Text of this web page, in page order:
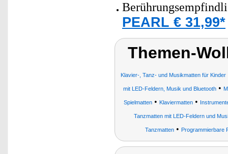
PEARL € 31,99*
Themen-
Klavier-, Tanz- und Musikmatten für Kinder
mit LED-Feldern, Musik und Bluetooth •
Spielmatten• Klaviermatten•
Tanzmatten mit LED-Feldern und
Tanzmatten • Programmierbare